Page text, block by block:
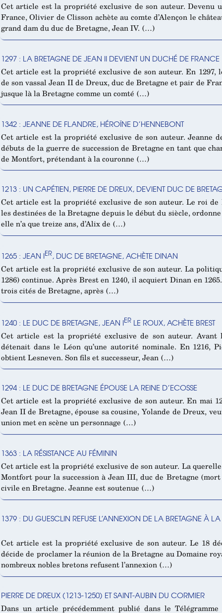
Cet article est la propriété exclusive de son auteur. Devenu
France, Olivier de Clisson achète au comte d’Alençon le
grand dam du duc de Bretagne, Jean IV. (…)
1297 : LA BRETAGNE DE JEAN II DEVIENT UN DUCHÉ DE FRANCE
Cet article est la propriété exclusive de son auteur. En
de son vassal Jean II de Dreux, duc de Bretagne et pair de
jusque là la Bretagne comme un comté (…)
1342 : JEANNE DE FLANDRE, HÉROÏNE D’HENNEBONT
Cet article est la propriété exclusive de son auteur. Jeanne
débuts de la guerre de succession de Bretagne en tant que
de Montfort, prétendant à la couronne (…)
1213 : UN CAPÉTIEN, PIERRE DE DREUX, DEVIENT DUC DE
Cet article est la propriété exclusive de son auteur. Le roi
les destinées de la Bretagne depuis le début du siècle,
elle n’a que treize ans, d’Alix de (…)
1265 : JEAN IER, DUC DE BRETAGNE, ACHÈTE DINAN
Cet article est la propriété exclusive de son auteur. La
1286) continue. Après Brest en 1240, il acquiert Dinan en
trois cités de Bretagne, après (…)
1240 : LE DUC DE BRETAGNE, JEAN IER LE ROUX, ACHÈTE BREST
Cet article est la propriété exclusive de son auteur.
détenait dans le Léon qu’une autorité nominale. En 1216,
obtient Lesneven. Son fils et successeur, Jean (…)
1294 : LE DUC DE BRETAGNE ÉPOUSE LA REINE D’ECOSSE
Cet article est la propriété exclusive de son auteur. En mai
Jean II de Bretagne, épouse sa cousine, Yolande de Dreux,
union met en scène un personnage (…)
1363 : LA RÉSISTANCE AU FÉMININ
Cet article est la propriété exclusive de son auteur. La
Montfort pour la succession à Jean III, duc de Bretagne
civile en Bretagne. Jeanne est soutenue (…)
1379 : DU GUESCLIN REFUSE L’ANNEXION DE LA BRETAGNE À
Cet article est la propriété exclusive de son auteur. Le 18
décide de proclamer la réunion de la Bretagne au Domaine
nombreux nobles bretons refusent l’annexion (…)
PIERRE DE DREUX (1213-1250) ET SAINT-AUBIN DU CORMIER
Dans un article précédemment publié dans le